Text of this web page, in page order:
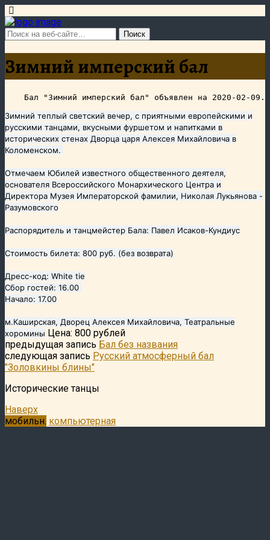
Зимний имперский бал
Зимний теплый светский вечер, с приятными европейскими и
русскими танцами, вкусными фуршетом и напитками в
исторических стенах Дворца царя Алексея Михайловича в
Коломенском.
Отмечаем Юбилей известного общественного деятеля,
основателя Всероссийского Монархического Центра и
Директора Музея Императорской фамилии, Николая Лукьянова -
Разумовского
Распорядитель и танцмейстер Бала: Павел Исаков-Кундиус
Стоимость билета: 800 руб. (без возврата)
Дресс-код: White tie
Cбор гостей: 16.00
Начало: 17.00
м.Каширская, Дворец Алексея Михайловича, Театральные
хоромины Цена: 800 рублей
предыдущая запись Бал без названия
следующая запись Русский атмосферный бал
"Золовкины блины"
Исторические танцы
Наверх
мобильн. компьютерная